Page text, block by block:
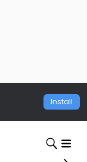
Install